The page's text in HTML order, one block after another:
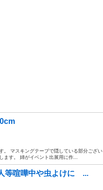
。 マスキングテープで隠している部分ござい
ます。 姉がイベント出展用に作...
等喧嘩中や虫よけに ...